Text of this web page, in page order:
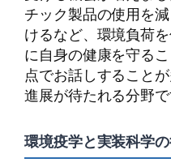
チック製品の使用を
けるなど、環境負荷
に自身の健康を守る
点でお話しすること
進展が待たれる分野で
環境疫学と実装科学